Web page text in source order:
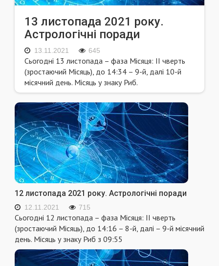
13 листопада 2021 року.
Астрологічні поради
13.11.2021 645
Сьогодні 13 листопада – фаза Місяця: II чверть
(зростаючий Місяць), до 14:34 – 9-й, далі 10-й
місячний день. Місяць у знаку Риб.
12 листопада 2021 року. Астрологічні поради
12.11.2021 715
Сьогодні 12 листопада – фаза Місяця: II чверть
(зростаючий Місяць), до 14:16 – 8-й, далі – 9-й місячний
день. Місяць у знаку Риб з 09:55